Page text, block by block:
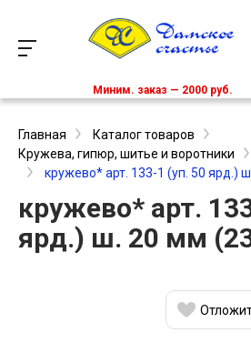
Миним. заказ — 2000 руб.
Главная
Каталог товаров
Кружева, гипюр, шитье и воротники
кружево* арт. 133-1 (уп. 50 ярд.)
кружево* арт.
ярд.) ш. 20 мм